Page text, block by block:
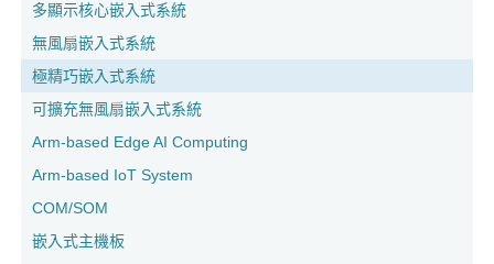
多顯示核心嵌入式系統
無風扇嵌入式系統
極精巧嵌入式系統
可擴充無風扇嵌入式系統
Arm-based Edge AI Computing
Arm-based IoT System
COM/SOM
嵌入式主機板